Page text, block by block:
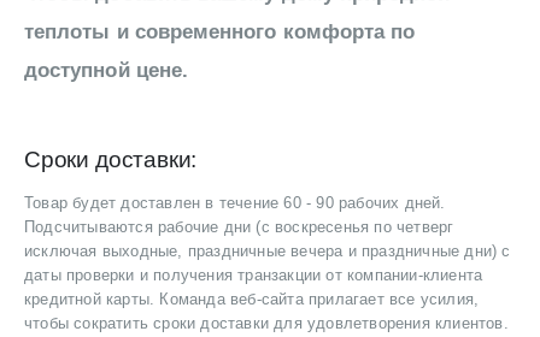
теплоты и современного комфорта по
доступной цене.
Сроки доставки:
Товар будет доставлен в течение 60 - 90 рабочих дней.
Подсчитываются рабочие дни (с воскресенья по четверг
исключая выходные, праздничные вечера и праздничные дни) с
даты проверки и получения транзакции от компании-клиента
кредитной карты. Команда веб-сайта прилагает все усилия,
чтобы сократить сроки доставки для удовлетворения клиентов.